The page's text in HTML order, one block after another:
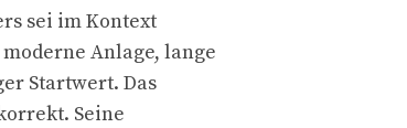
sei im Kontext
Anlage, lange
Startwert. Das
Seine